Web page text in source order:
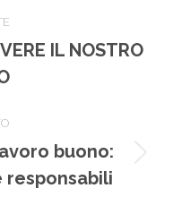
IL NOSTRO
buono:
responsabili